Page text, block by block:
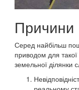
Причини
Серед найбільш
приводом для
земельної ділянки